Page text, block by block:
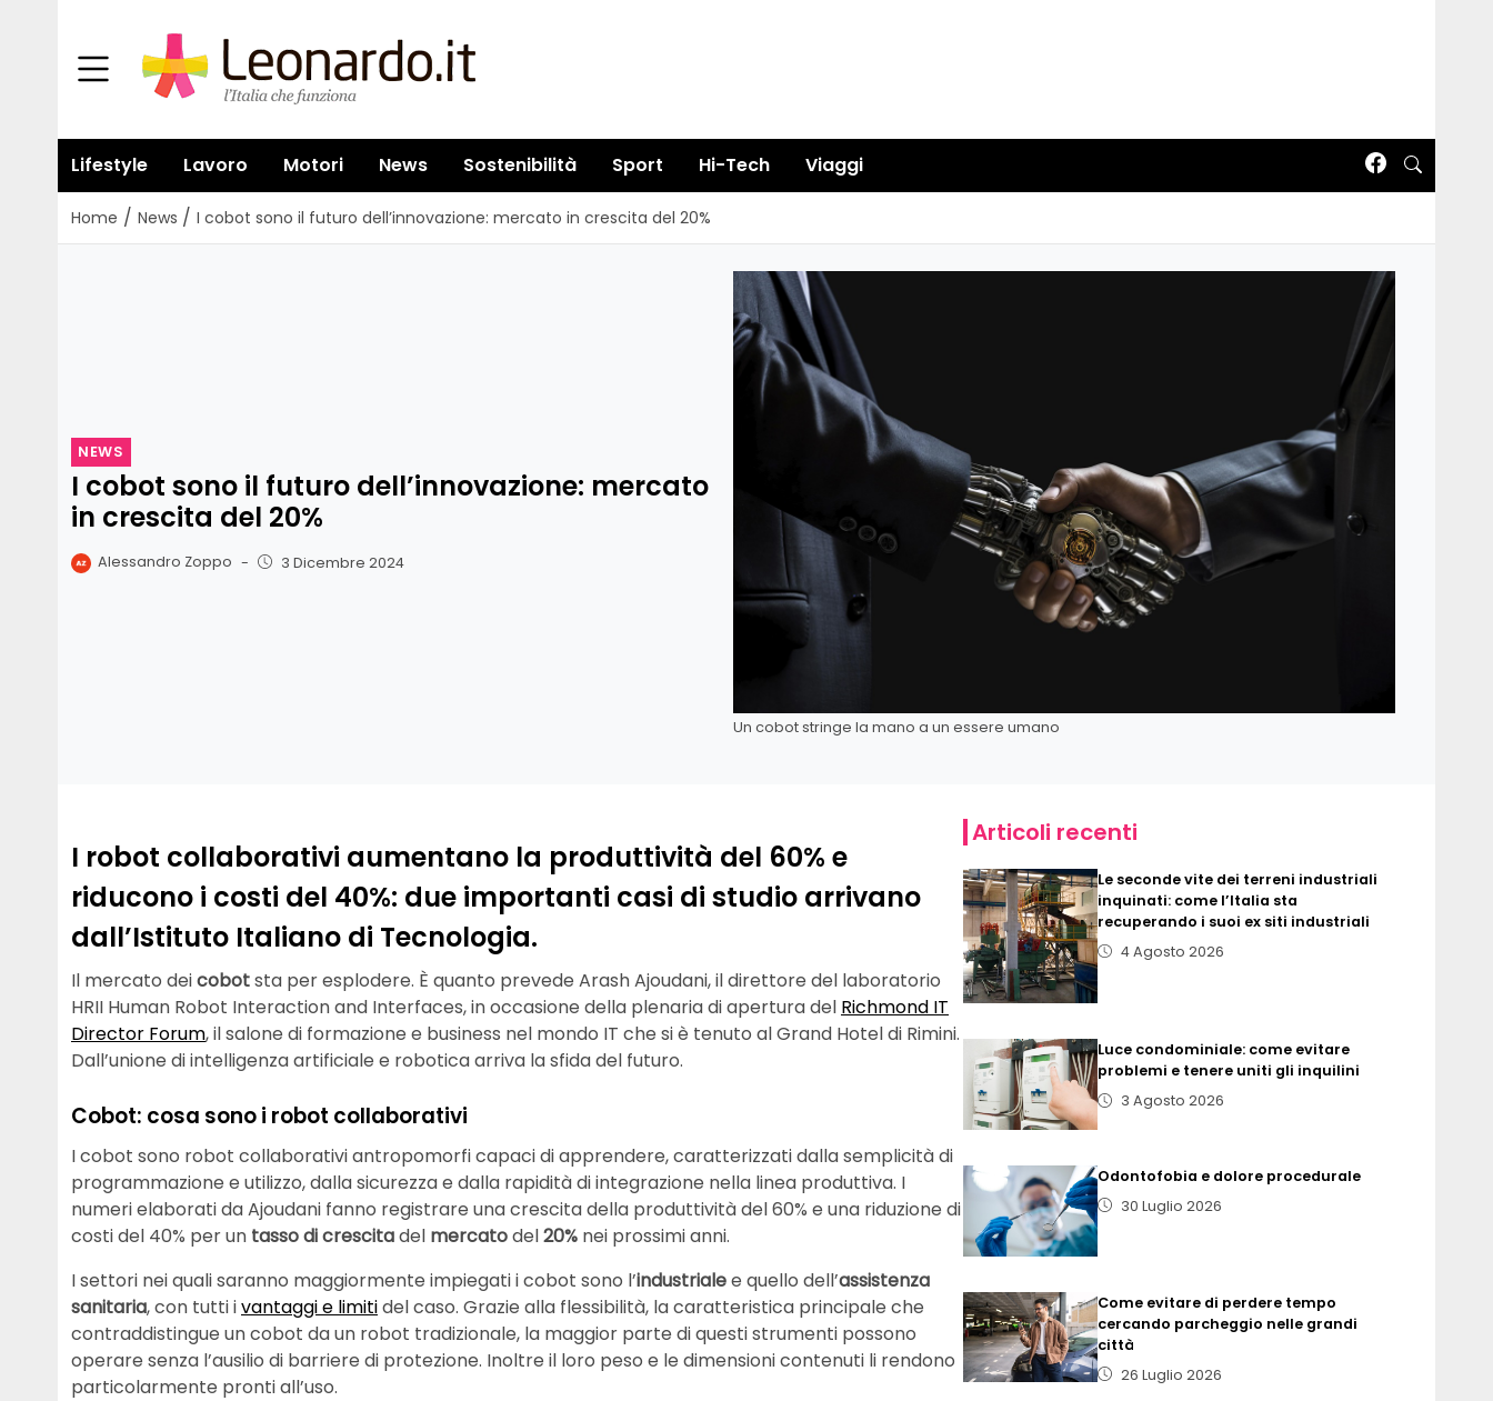
Lifestyle Lavoro Motori News Sostenibilità Sport Hi-Tech Viaggi
Home / News / I cobot sono il futuro dell’innovazione: mercato in crescita del 20%
NEWS
I cobot sono il futuro dell’innovazione: mercato
in crescita del 20%
Alessandro Zoppo - 3 Dicembre 2024
Un cobot stringe la mano a un essere umano
I robot collaborativi aumentano la produttività del 60% e
riducono i costi del 40%: due importanti casi di studio arrivano
dall’Istituto Italiano di Tecnologia.
Il mercato deicobotsta per esplodere. È quanto prevede Arash Ajoudani, il direttore del laboratorio
HRII Human Robot Interaction and Interfaces, in occasione della plenaria di apertura del Richmond IT
Director Forum, il salone di formazione e business nel mondo IT che si è tenuto al Grand Hotel di Rimini.
Dall’unione di intelligenza artificiale e robotica arriva la sfida del futuro.
Cobot: cosa sono i robot collaborativi
I cobot sono robot collaborativi antropomorfi capaci di apprendere, caratterizzati dalla semplicità di
programmazione e utilizzo, dalla sicurezza e dalla rapidità di integrazione nella linea produttiva. I
numeri elaborati da Ajoudani fanno registrare una crescita della produttività del 60% e una riduzione di
costi del 40% per un tasso di crescitadel mercatodel20% nei prossimi anni.
I settori nei quali saranno maggiormente impiegati i cobot sono l’industrialee quello dell’assistenza
sanitaria, con tutti ivantaggi e limitidel caso. Grazie alla flessibilità, la caratteristica principale che
contraddistingue un cobot da un robot tradizionale, la maggior parte di questi strumenti possono
operare senza l’ausilio di barriere di protezione. Inoltre il loro peso e le dimensioni contenuti li rendono
particolarmente pronti all’uso.
Articoli recenti
Le seconde vite dei terreni industriali
inquinati: come l’Italia sta
recuperando i suoi ex siti industriali
4 Agosto 2026
Luce condominiale: come evitare
problemi e tenere uniti gli inquilini
3 Agosto 2026
Odontofobia e dolore procedurale
30 Luglio 2026
Come evitare di perdere tempo
cercando parcheggio nelle grandi
città
26 Luglio 2026